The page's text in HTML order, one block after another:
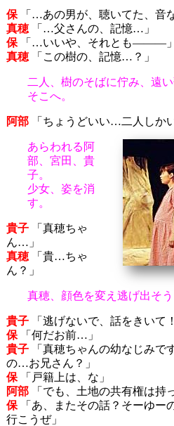
保「…あの男が、聴いてた、音
真穂「…父さんの、記憶…」
保「…いいや、それとも―――」
真穂「この樹の、記憶…？」
二人、樹のそばに佇み、遠い
そこへ。
阿部「ちょうどいい…二人しかい
あらわれる阿
部、宮田、貴
子。
少女、姿を消
す。
貴子「真穂ちゃ
ん…」
真穂「貴…ちゃ
ん？」
真穂、顔色を変え逃げ出そう
貴子「逃げないで、話をきいて！
保「何だお前…」
貴子「真穂ちゃんの幼なじみで
の…お兄さん？」
保「戸籍上は、な」
阿部「でも、土地の共有権は持
保「あ、またその話？そーゆー
行こうぜ」